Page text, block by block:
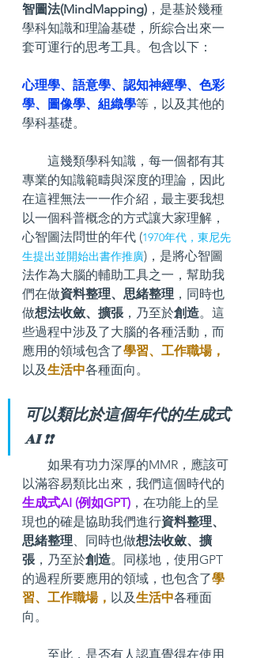
智圖法(MindMapping) ，是基於幾種
學科知識和理論基礎，所綜合出來一
套可運行的思考工具。包含以下：
心理學、語意學、認知神經學、色彩
學、圖像學、組織學等，以及其他的
學科基礎。
專業的知識範疇與深度的理論，因此
在這裡無法一一作介紹，最主要我想
以一個科普概念的方式讓大家理解，
心智圖法問世的年代 (1970年代，東尼先
生提出並開始出書作推廣)，是將心智圖
法作為大腦的輔助工具之一，幫助我
們在做資料整理、思緒整理 ，同時也
做想法收斂、擴張 ，乃至於創造。這
些過程中涉及了大腦的各種活動，而
應用的領域包含了學習、工作職場，
以及生活中各種面向。
可以類比於這個年代的生成式
AI !!
以滿容易類比出來，我們這個時代的
生成式AI (例如GPT) ，在功能上的呈
現也的確是協助我們進行資料整理、
思緒整理 、同時也做想法收斂、擴
張 ，乃至於創造。同樣地，使用GPT
的過程所要應用的領域，也包含了學
習、工作職場， 以及生活中各種面
向。